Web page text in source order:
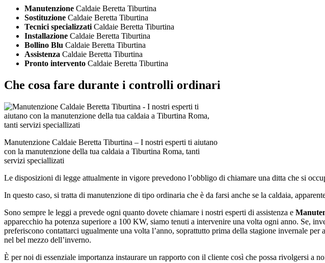
Manutenzione Caldaie Beretta Tiburtina
Sostituzione Caldaie Beretta Tiburtina
Tecnici specializzatiCaldaie Beretta Tiburtina
Installazione Caldaie Beretta Tiburtina
Bollino Blu Caldaie Beretta Tiburtina
Assistenza Caldaie Beretta Tiburtina
Pronto intervento Caldaie Beretta Tiburtina
Che cosa fare durante i controlli ordinari
Manutenzione Caldaie Beretta Tiburtina – I nostri esperti ti aiutano
con la manutenzione della tua caldaia a Tiburtina Roma, tanti
servizi speciallizati
Le disposizioni di legge attualmente in vigore prevedono l’obbligo di chiamare una ditta che si
In questo caso, si tratta di manutenzione di tipo ordinaria che è da farsi anche se la caldaia,
Sono sempre le leggi a prevede ogni quanto dovete chiamare i nostri esperti di assistenza e
apparecchio ha potenza superiore a 100 KW, siamo tenuti a intervenire una volta ogni anno. Se,
preferiscono contattarci ugualmente una volta l’anno, soprattutto prima della stagione invernale
nel bel mezzo dell’inverno.
È per noi di essenziale importanza instaurare un rapporto con il cliente così che possa rivolgersi a